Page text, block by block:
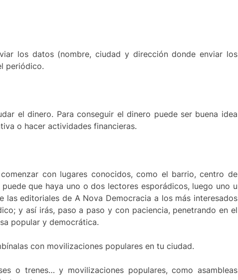
los datos (nombre, ciudad y dirección donde enviar los
periódico.
el dinero. Para conseguir el dinero puede ser buena idea
o hacer actividades financieras.
con lugares conocidos, como el barrio, centro de
que haya uno o dos lectores esporádicos, luego uno u
editoriales de A Nova Democracia a los más interesados
y así irás, paso a paso y con paciencia, penetrando en el
popular y democrática.
con movilizaciones populares en tu ciudad.
o trenes… y movilizaciones populares, como asambleas